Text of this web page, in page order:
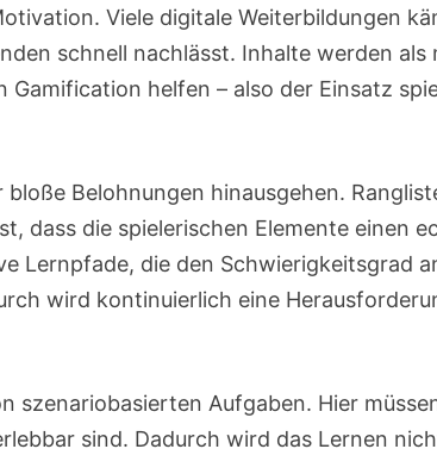
Viele digitale Weiterbildungen
schnell nachlässt. Inhalte werden
helfen – also der Einsatz
Belohnungen hinausgehen.
dass die spielerischen Elemente einen
die den Schwierigkeitsgrad
wird kontinuierlich eine
szenariobasierten Aufgaben. Hier
sind. Dadurch wird das Lernen